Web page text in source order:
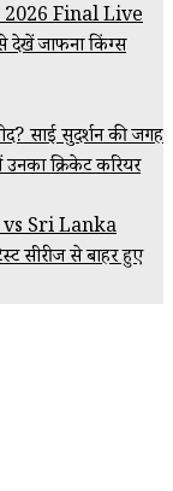
Final Live
जाफना किंग्स
साई सुदर्शन की जगह
क्रिकेट करियर
Sri Lanka
सीरीज से बाहर हुए